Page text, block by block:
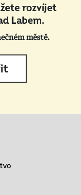
rozvíjet
Labem.
městě.